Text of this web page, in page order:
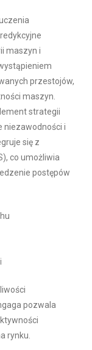
maszyn i
przestojów,
maszyn.
strategii
niezawodności i
się z
co umożliwia
postępów
pozwala
rynku.